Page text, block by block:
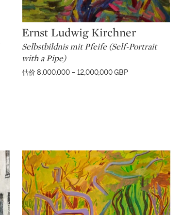
Type: lot
Ernst Ludwig Kirchner
Selbstbildnis mit Pfeife (Self-Portrait
with a Pipe)
估价 8,000,000 – 12,000,000 GBP